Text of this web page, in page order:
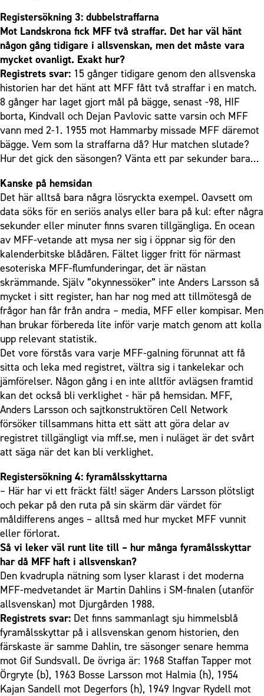
Registersökning 3: dubbelstraffarna
Mot Landskrona fick MFF två straffar. Det har väl hänt
någon gång tidigare i allsvenskan, men det måste vara
mycket ovanligt. Exakt hur?
Registrets svar: 15 gånger tidigare genom den allsvenska
historien har det hänt att MFF fått två straffar i en match.
8 gånger har laget gjort mål på bägge, senast -98, HIF
borta, Kindvall och Dejan Pavlovic satte varsin och MFF
vann med 2-1. 1955 mot Hammarby missade MFF däremot
bägge. Vem som la straffarna då? Hur matchen slutade?
Hur det gick den säsongen? Vänta ett par sekunder bara…
Kanske på hemsidan
Det här alltså bara några lösryckta exempel. Oavsett om
data söks för en seriös analys eller bara på kul: efter några
sekunder eller minuter finns svaren tillgängliga. En ocean
av MFF-vetande att mysa ner sig i öppnar sig för den
kalenderbitske blådåren. Fältet ligger fritt för närmast
esoteriska MFF-flumfunderingar, det är nästan
skrämmande. Själv ”okynnessöker” inte Anders Larsson så
mycket i sitt register, han har nog med att tillmötesgå de
frågor han får från andra – media, MFF eller kompisar. Men
han brukar förbereda lite inför varje match genom att kolla
upp relevant statistik.
Det vore förstås vara varje MFF-galning förunnat att få
sitta och leka med registret, vältra sig i tankelekar och
jämförelser. Någon gång i en inte alltför avlägsen framtid
kan det också bli verklighet ­- här på hemsidan. MFF,
Anders Larsson och sajtkonstruktören Cell Network
försöker tillsammans hitta ett sätt att göra delar av
registret tillgängligt via mff.se, men i nuläget är det svårt
att säga när det kan bli verklighet.
Registersökning 4: fyramålsskyttarna
– Här har vi ett fräckt fält! säger Anders Larsson plötsligt
och pekar på den ruta på sin skärm där värdet för
måldifferens anges – alltså med hur mycket MFF vunnit
eller förlorat.
Så vi leker väl runt lite till – hur många fyramålsskyttar
har då MFF haft i allsvenskan?
Den kvadrupla nätning som lyser klarast i det moderna
MFF-medvetandet är Martin Dahlins i SM-finalen (utanför
allsvenskan) mot Djurgården 1988.
Registrets svar: Det finns sammanlagt sju himmelsblå
fyramålsskyttar på i allsvenskan genom historien, den
färskaste är samme Dahlin, tre säsonger senare hemma
mot Gif Sundsvall. De övriga är: 1968 Staffan Tapper mot
Örgryte (b), 1963 Bosse Larsson mot Halmia (h), 1954
Kajan Sandell mot Degerfors (h), 1949 Ingvar Rydell mot